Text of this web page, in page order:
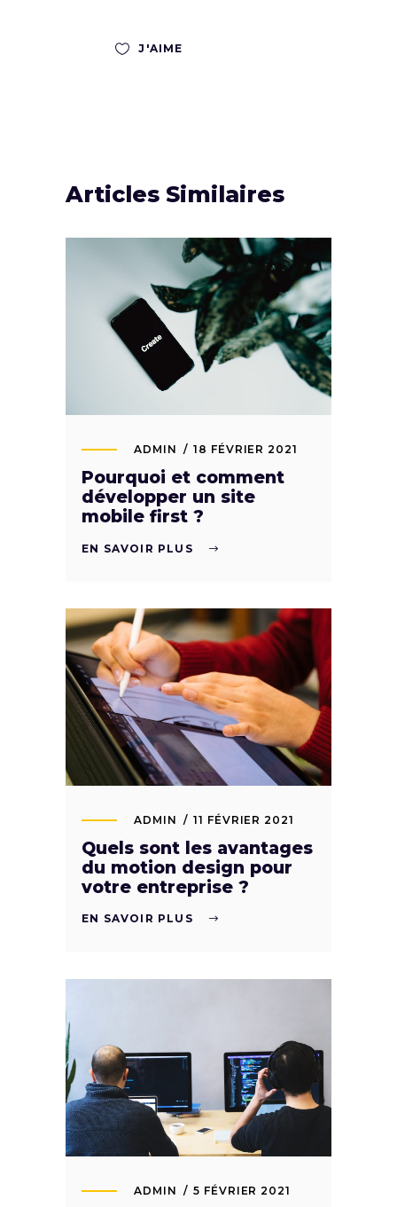
J'AIME
Articles Similaires
ADMIN 18 FÉVRIER 2021
Pourquoi et comment
développer un site
mobile first ?
EN SAVOIR PLUS
ADMIN 11 FÉVRIER 2021
Quels sont les avantages
du motion design pour
votre entreprise ?
EN SAVOIR PLUS
ADMIN 5 FÉVRIER 2021